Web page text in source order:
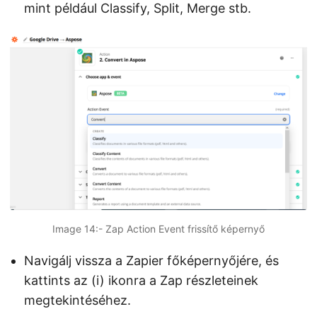
mint például Classify, Split, Merge stb.
Image 14:- Zap Action Event frissítő képernyő
Navigálj vissza a Zapier főképernyőjére, és
kattints az (i) ikonra a Zap részleteinek
megtekintéséhez.